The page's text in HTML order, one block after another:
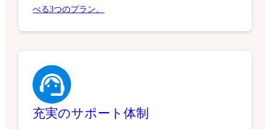
べる3つのプラン。
充実のサポート体制